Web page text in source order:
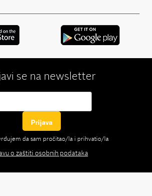
se na newsletter
da sam pročitao/la i prihvatio/la
o zaštiti osobnih podataka